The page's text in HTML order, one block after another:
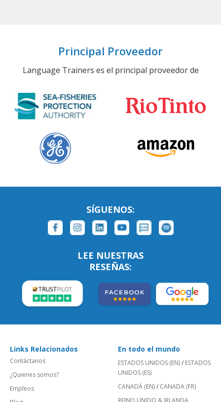
Principal Proveedor
Language Trainers es el principal proveedor de
SÍGUENOS:
LEE NUESTRAS
RESEÑAS:
Links Relacionados
Contáctanos
¿Quienes somos?
Empleos
En todo el mundo
ESTADOS UNIDOS (EN)/ ESTADOS
UNIDOS (ES)
CANADÁ (EN)/ CANADA (FR)
REINO UNIDO & IRLANDA